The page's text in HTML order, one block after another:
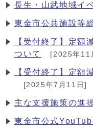
長生・山武地域イ
東金市公共施設等
【受付終了】定額
ついて
[2025年11
【受付終了】定額
[2025年7月11日]
主な支援施策の進
東金市公式